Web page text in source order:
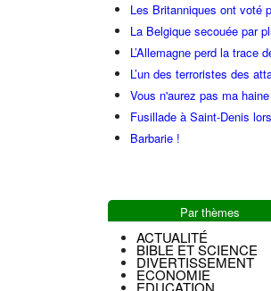
Les Britanniques ont voté
La Belgique secouée par
L’Allemagne perd la trace
L’un des terroristes des
Vous n'aurez pas ma haine
Fusillade à Saint-Denis
Barbarie !
Par thèmes
ACTUALITÉ
BIBLE ET SCIENCE
DIVERTISSEMENT
ECONOMIE
EDUCATION